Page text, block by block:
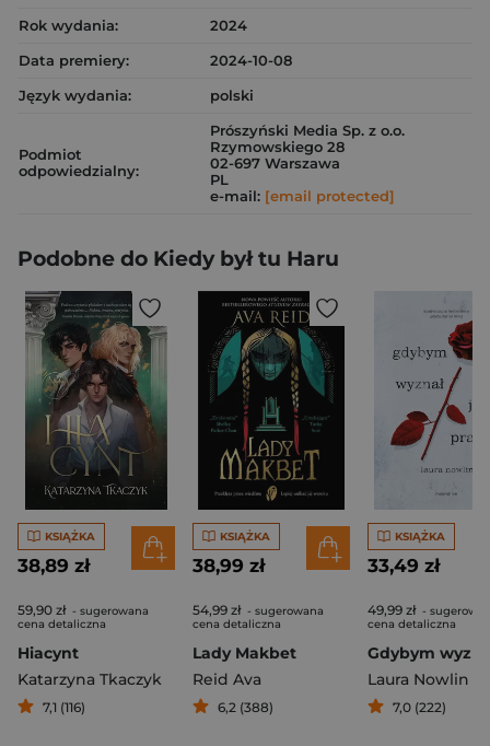
Rok wydania:
2024
Data premiery:
2024-10-08
Język wydania:
polski
Podmiot
odpowiedzialny:
Prószyński Media Sp. z o.o.
Rzymowskiego 28
02-697 Warszawa
PL
e-mail: [email protected]
Podobne do Kiedy był tu Haru
KSIĄŻKA
38,89 zł
59,90 zł - sugerowana
cena detaliczna
Hiacynt
Katarzyna Tkaczyk
7,1 (116)
KSIĄŻKA
38,99 zł
54,99 zł - sugerowana
cena detaliczna
Lady Makbet
Reid Ava
6,2 (388)
KSIĄŻKA
33,49 zł
49,99 zł -
cena detaliczna
Laura Nowlin
7,0 (222)